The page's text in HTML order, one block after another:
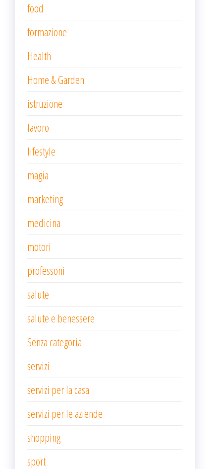
food
formazione
Health
Home & Garden
istruzione
lavoro
lifestyle
magia
marketing
medicina
motori
professoni
salute
salute e benessere
Senza categoria
servizi
servizi per la casa
servizi per le aziende
shopping
sport